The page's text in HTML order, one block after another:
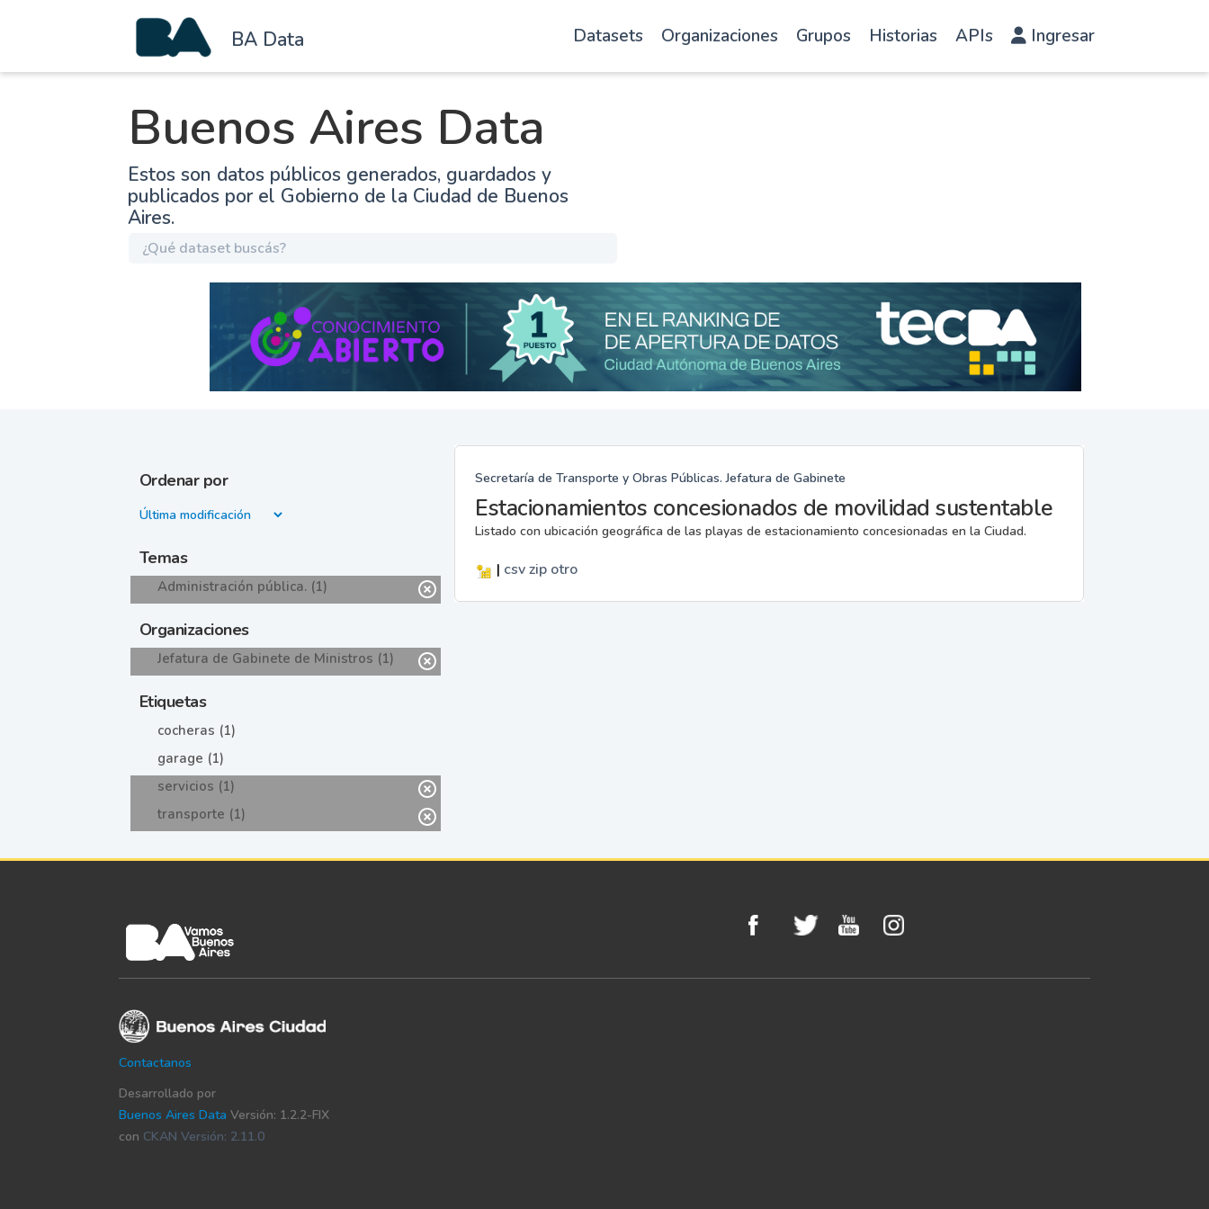
BA Data Datasets Organizaciones Grupos Historias APIs Ingresar
Buenos Aires Data
Estos son datos públicos generados, guardados y
publicados por el Gobierno de la Ciudad de Buenos
Aires.
Ordenar por
Temas
Administración pública. (1)
Organizaciones
Jefatura de Gabinete de Ministros (1)
Etiquetas
cocheras (1)
garage (1)
servicios (1)
transporte (1)
Secretaría de Transporte y Obras Públicas. Jefatura de Gabinete
Estacionamientos concesionados de movilidad sustentable
Listado con ubicación geográfica de las playas de estacionamiento concesionadas en la Ciudad.
| csvzip otro
Contactanos
Desarrollado por
Buenos Aires Data Versión: 1.2.2-FIX
con CKAN Versión: 2.11.0